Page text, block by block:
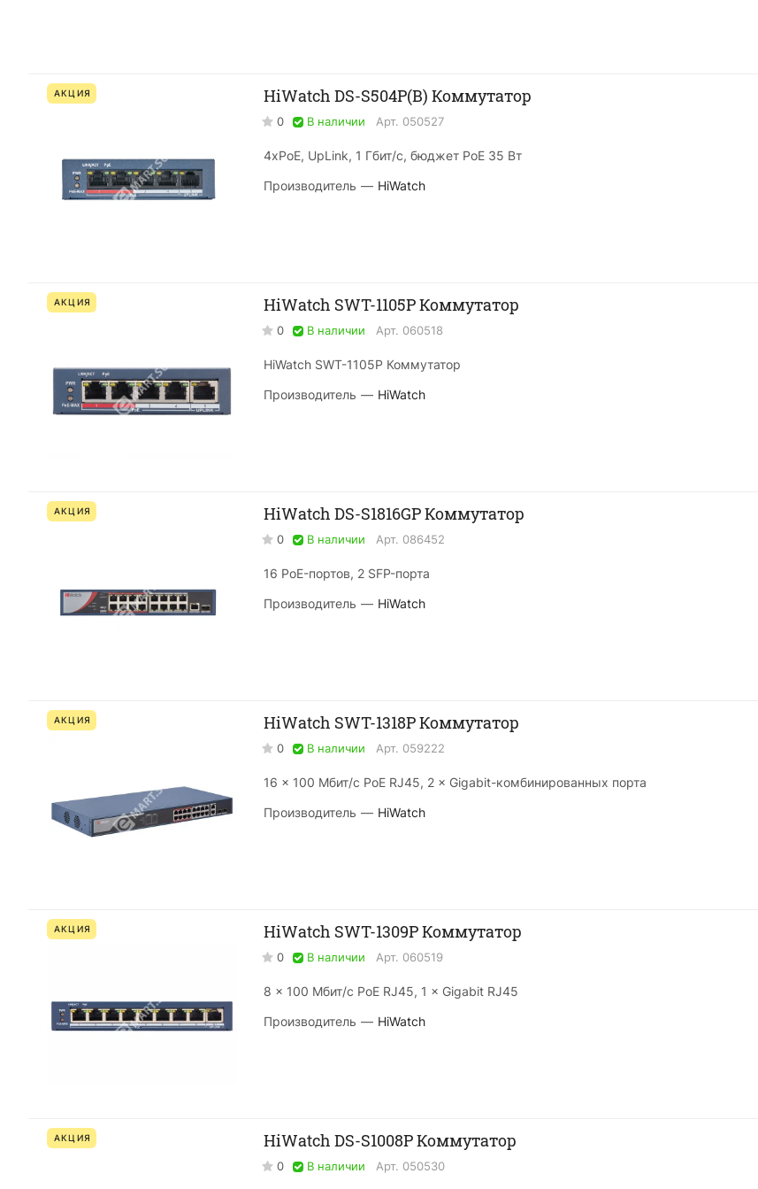
АКЦИЯ HiWatch DS-S504P(B) Коммутатор
0 В наличии Арт. 050527
4xPoE, UpLink, 1 Гбит/с, бюджет PoE 35 Вт
Производитель — HiWatch
АКЦИЯ HiWatch SWT-1105P Коммутатор
0 В наличии Арт. 060518
HiWatch SWT-1105P Коммутатор
Производитель — HiWatch
АКЦИЯ HiWatch DS-S1816GP Коммутатор
0 В наличии Арт. 086452
16 PoE-портов, 2 SFP-порта
Производитель — HiWatch
АКЦИЯ HiWatch SWT-1318P Коммутатор
0 В наличии Арт. 059222
16 × 100 Мбит/с PoE RJ45, 2 × Gigabit-комбинированных порта
Производитель — HiWatch
АКЦИЯ HiWatch SWT-1309P Коммутатор
0 В наличии Арт. 060519
8 × 100 Мбит/с PoE RJ45, 1 × Gigabit RJ45
Производитель — HiWatch
АКЦИЯ HiWatch DS-S1008P Коммутатор
0 В наличии Арт. 050530